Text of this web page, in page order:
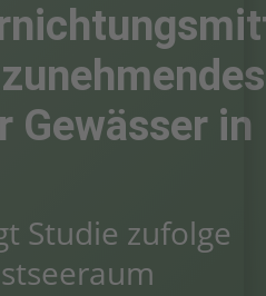
Gewässer in
Studie zufolge